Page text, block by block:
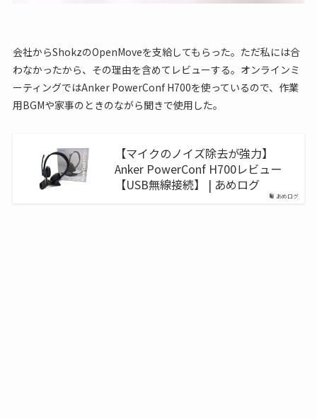
会社からShokzのOpenMoveを支給してもらった。ただ私には合
わなかったから、その理由を含めてレビューする。オンラインミ
ーティングではAnker PowerConf H700を使っているので、作業
用BGMや家事のときのながら聞きで使用した。
あめログ
【マイクのノイズ除去が強力】
Anker PowerConf H700レビュー
【USB無線接続】 | あめログ